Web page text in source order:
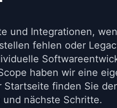
und Integrationen,
fehlen oder
haben wir eine
Startseite finden Sie
nächste Schritte.